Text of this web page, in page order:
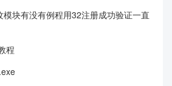
模块有没有例程用32注册成功验证一直
程